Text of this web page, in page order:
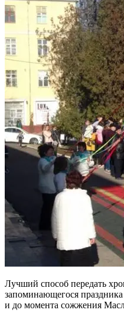
Лучший способ передать
запоминающегося
и до момента сожжения